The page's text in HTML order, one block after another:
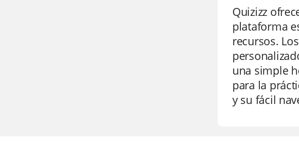
Quizizz
plataforma
recursos.
una simple
para la
y su fácil